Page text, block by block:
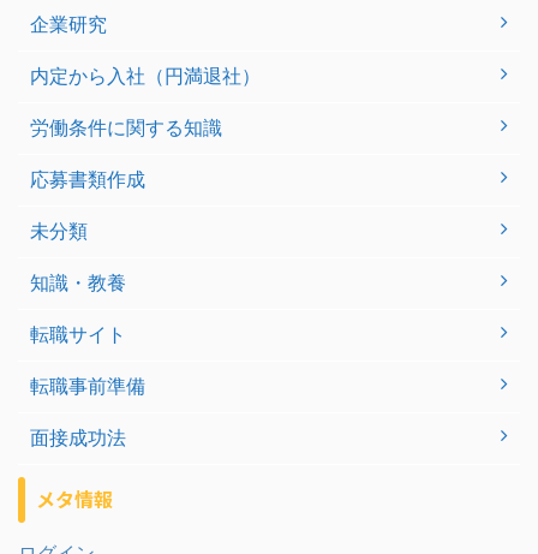
企業研究
内定から入社（円満退社）
労働条件に関する知識
応募書類作成
未分類
知識・教養
転職サイト
転職事前準備
面接成功法
メタ情報